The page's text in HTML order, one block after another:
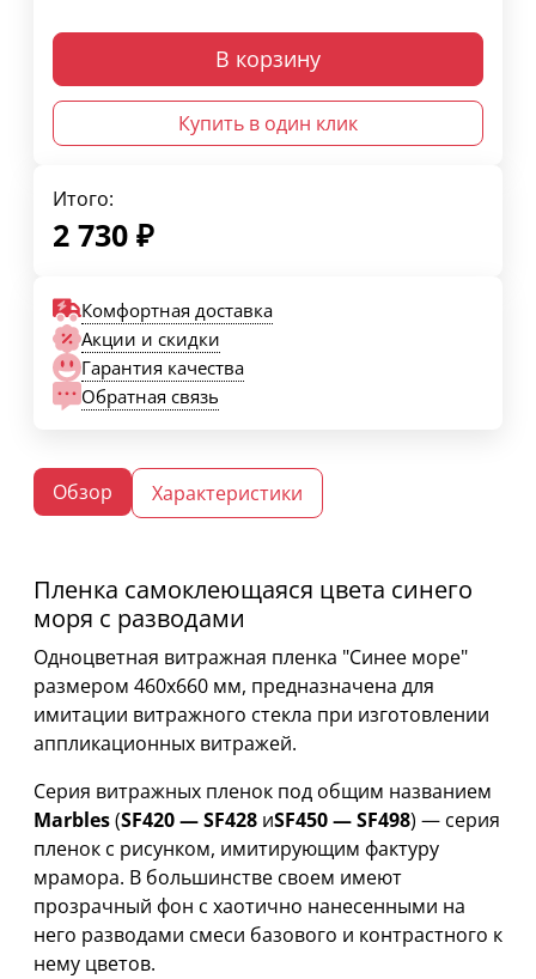
В корзину
Купить в один клик
Итого:
2 730 ₽
Комфортная доставка
Акции и скидки
Гарантия качества
Обратная связь
Обзор Характеристики
Пленка самоклеющаяся цвета синего
моря с разводами
Одноцветная витражная пленка "Синее море"
размером 460х660 мм, предназначена для
имитации витражного стекла при изготовлении
аппликационных витражей.
Серия витражных пленок под общим названием
Marbles(SF420 — SF428 иSF450 — SF498) — серия
пленок с рисунком, имитирующим фактуру
мрамора. В большинстве своем имеют
прозрачный фон с хаотично нанесенными на
него разводами смеси базового и контрастного к
нему цветов.